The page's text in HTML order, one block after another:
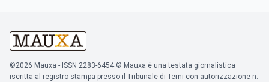
©2026 Mauxa - ISSN 2283-6454 © Mauxa è una testata giornalistica
iscritta al registro stampa presso il Tribunale di Terni con autorizzazione n.